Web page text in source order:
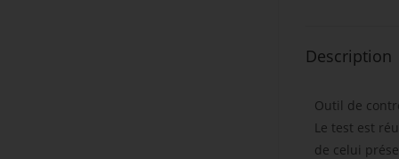
Description
Outil de
Le test est
de celui